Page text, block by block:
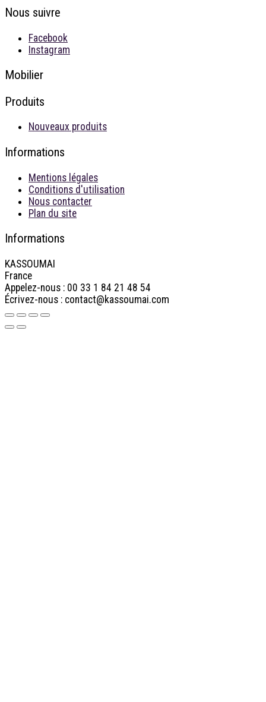
Nous suivre
Facebook
Instagram
Mobilier
Produits
Nouveaux produits
Informations
Mentions légales
Conditions d'utilisation
Nous contacter
Plan du site
Informations
KASSOUMAI
France
Appelez-nous : 00 33 1 84 21 48 54
Écrivez-nous : contact@kassoumai.com